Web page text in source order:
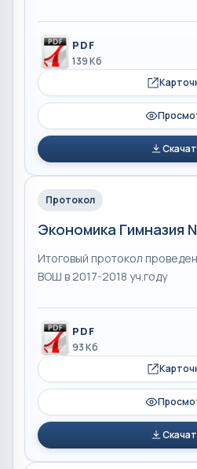
PDF
139 Кб
Протокол
Экономика Гимназия
Итоговый протокол
ВОШ в 2017-2018 уч.году
PDF
93 Кб